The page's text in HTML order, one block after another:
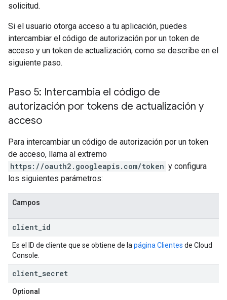
solicitud.
Si el usuario otorga acceso a tu aplicación, puedes
intercambiar el código de autorización por un token de
acceso y un token de actualización, como se describe en el
siguiente paso.
Paso 5: Intercambia el código de
autorización por tokens de actualización y
acceso
Para intercambiar un código de autorización por un token
de acceso, llama al extremo
https://oauth2.googleapis.com/token y configura
los siguientes parámetros:
Campos
client id
Es el ID de cliente que se obtiene de la página Clientes de Cloud
Console.
client secret
Optional